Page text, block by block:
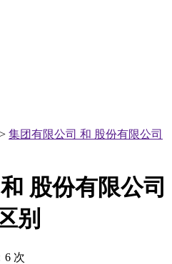
> 集团有限公司 和 股份有限公司
股份有限公司
别
6 次